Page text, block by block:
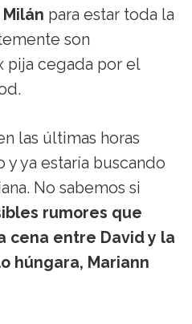
para estar toda la
son
pija cegada por el
las últimas horas
ya estaría buscando
No sabemos si
rumores que
cena entre David y la
húngara, Mariann